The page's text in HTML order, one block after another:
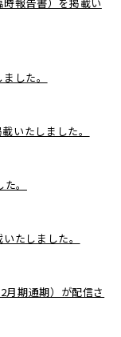
した。
いたしました。
。
たしました。
月期通期）が配信さ